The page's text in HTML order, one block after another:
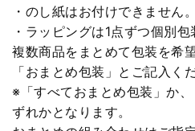
・のし紙はお付けできません。
・ラッピングは1点ずつ個別包
複数商品をまとめて包装を希
「おまとめ包装」とご記入く
※「すべておまとめ包装」か
ずれかとなります。